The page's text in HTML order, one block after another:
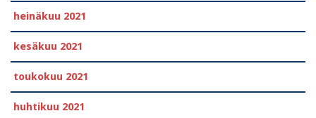
heinäkuu 2021
kesäkuu 2021
toukokuu 2021
huhtikuu 2021